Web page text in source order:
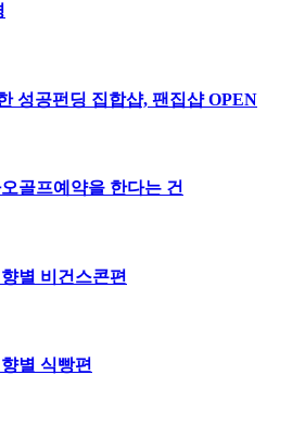
성공펀딩 집합샵, 팬집샵 OPEN
골프예약을 한다는 건
별 비건스콘편
별 식빵편